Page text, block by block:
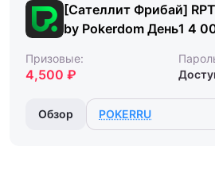
[Сателлит Фрибай]
by Pokerdom День1 4
Призовые:
4,500 ₽
Обзор POKERRU